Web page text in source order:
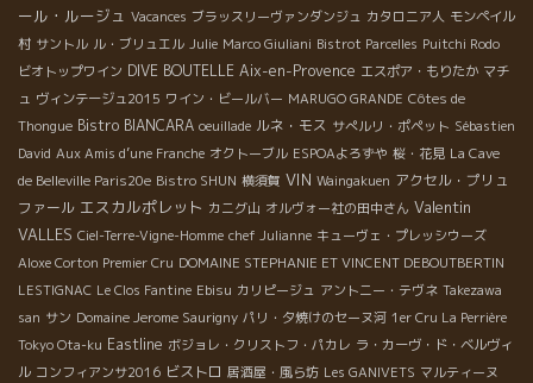
ール・ルージュ Vacances ブラッスリーヴァンダンジュ カタロニア人 モンペイル
村 サントル ル・ブリュエル Julie Marco Giuliani Bistrot Parcelles Puitchi Rodo
ビオトップワイン DIVE BOUTELLE Aix-en-Provence エスポア・もりたか マチ
ュ ヴィンテージュ2015 ワイン・ビールバー MARUGO GRANDE Côtes de
Thongue Bistro BIANCARA oeuillade ルネ・モス サぺルリ・ポペット Sébastien
David Aux Amis d’une Franche オクトーブル ESPOAよろずや 桜・花見 La Cave
de Belleville Paris20e Bistro SHUN 横須賀 VIN Waingakuen アクセル・プリュ
ファール エスカルポレット カニグ山 オルヴォー社の田中さん Valentin
VALLES Ciel-Terre-Vigne-Homme chef Julianne キューヴェ・プレッシウーズ
Aloxe Corton Premier Cru DOMAINE STEPHANIE ET VINCENT DEBOUTBERTIN
LESTIGNAC Le Clos Fantine Ebisu カリピージュ アントニー・テヴネ Takezawa
san サン Domaine Jerome Saurigny パリ・夕焼けのセーヌ河 1er Cru La Perrière
Tokyo Ota-ku Eastline ボジョレ・クリストフ・パカレ ラ・カーヴ・ド・ベルヴィ
ル コンフィアンサ2016 ビストロ 居酒屋・風ら坊 Les GANIVETS マルティーヌ